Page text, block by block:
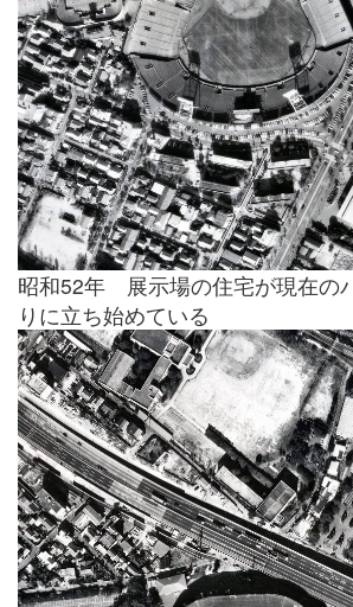
昭和52年 展示場の住宅が現在の
りに立ち始めている